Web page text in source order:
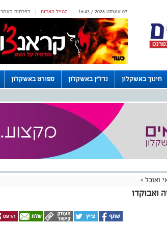
לפרסום באתר | המייל האדום | 07 אוגוסט 2026 / 16:43
חינוך באשקלון נדל"ן באשקלון ספורט באשקלון
ואוכל >
ואבוקדו